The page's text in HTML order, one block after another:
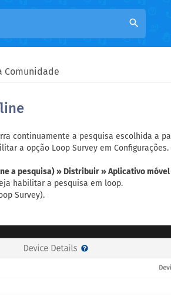
search
Comunidade
continuamente a pesquisa escolhida a
a opção Loop Survey em Configurações.
a pesquisa) » Distribuir » Aplicativo móvel
habilitar a pesquisa em loop.
Survey).